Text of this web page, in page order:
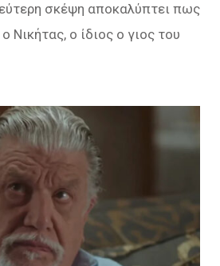
σκέψη αποκαλύπτει πως
Νικήτας, ο ίδιος ο γιος του